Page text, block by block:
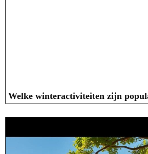
Welke winteractiviteiten zijn